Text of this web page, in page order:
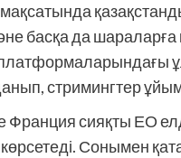
басқа да шараларға
стримингтер
сияқты ЕО
Сонымен